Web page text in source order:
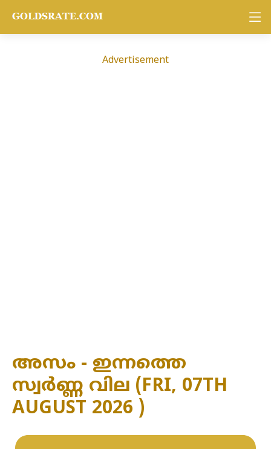
Advertisement
അസം - ഇന്നത്തെ
സ്വർണ്ണ വില (FRI, 07TH
AUGUST 2026 )